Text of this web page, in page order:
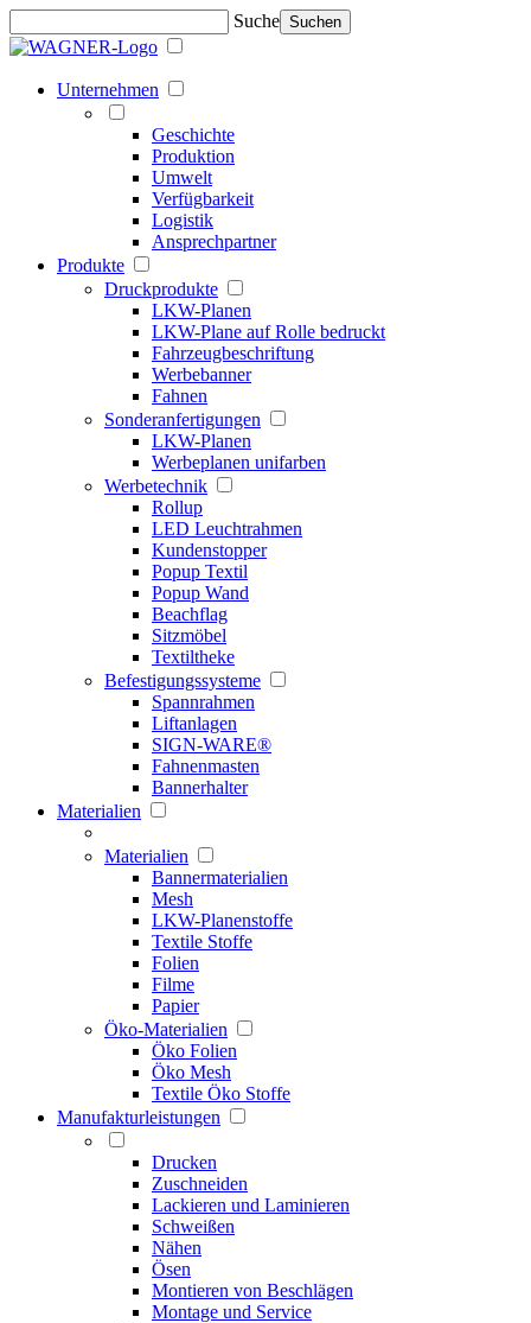
Suche Suchen
Unternehmen
Geschichte
Produktion
Umwelt
Verfügbarkeit
Logistik
Ansprechpartner
Produkte
Druckprodukte
LKW-Planen
LKW-Plane auf Rolle bedruckt
Fahrzeugbeschriftung
Werbebanner
Fahnen
Sonderanfertigungen
LKW-Planen
Werbeplanen unifarben
Werbetechnik
Rollup
LED Leuchtrahmen
Kundenstopper
Popup Textil
Popup Wand
Beachflag
Sitzmöbel
Textiltheke
Befestigungssysteme
Spannrahmen
Liftanlagen
SIGN-WARE®
Fahnenmasten
Bannerhalter
Materialien
Materialien
Bannermaterialien
Mesh
LKW-Planenstoffe
Textile Stoffe
Folien
Filme
Papier
Öko-Materialien
Öko Folien
Öko Mesh
Textile Öko Stoffe
Manufakturleistungen
Drucken
Zuschneiden
Lackieren und Laminieren
Schweißen
Nähen
Ösen
Montieren von Beschlägen
Montage und Service